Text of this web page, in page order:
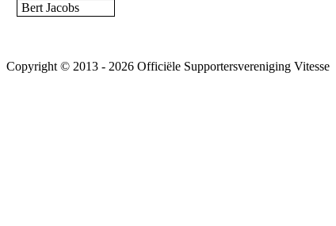
Bert Jacobs
Copyright © 2013 - 2026 Officiële Supportersvereniging Vitesse